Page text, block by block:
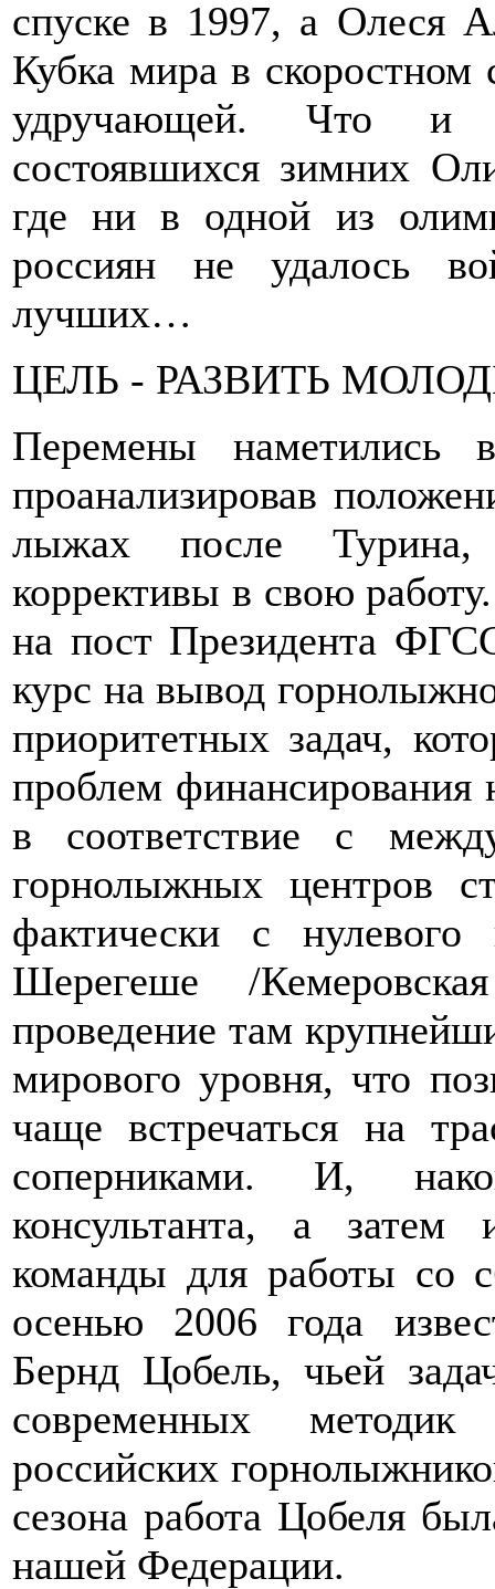
спуске в 1997, а Олеся
Кубка мира в
удручающей. Что и
состоявшихся зимних
где ни в одной из
россиян не удалось
лучших…
ЦЕЛЬ - РАЗВИТЬ
Перемены наметились
проанализировав
лыжах после
коррективы в свою
на пост Президента
курс на вывод
приоритетных задач,
проблем финансирования
в соответствие с
горнолыжных центров
фактически с
Шерегеше /
проведение там
мирового уровня, что
чаще встречаться на
соперниками. И,
консультанта, а
команды для работы со
осенью 2006 года
Бернд Цобель, чьей
современных
российских
сезона работа Цобеля
нашей Федерации.